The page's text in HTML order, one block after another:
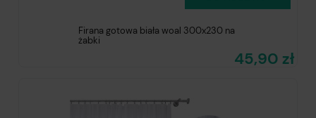
Firana gotowa biała woal 300x230 na
żabki
45,90 zł